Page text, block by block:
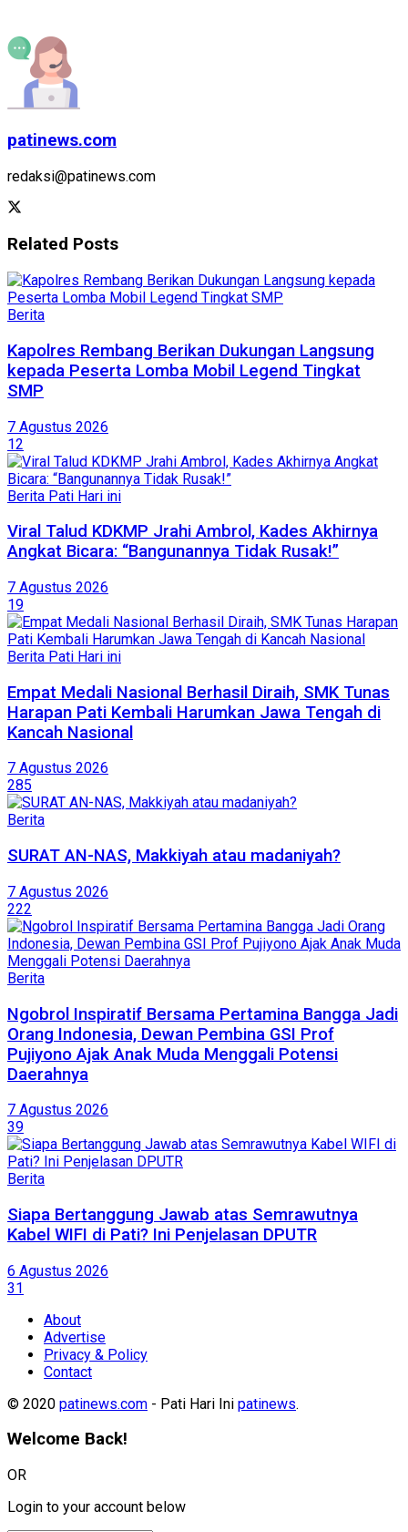
patinews.com
redaksi@patinews.com
Related Posts
Berita
Kapolres Rembang Berikan Dukungan Langsung
kepada Peserta Lomba Mobil Legend Tingkat
SMP
7 Agustus 2026
12
Berita Pati Hari ini
Viral Talud KDKMP Jrahi Ambrol, Kades Akhirnya
Angkat Bicara: “Bangunannya Tidak Rusak!”
7 Agustus 2026
19
Berita Pati Hari ini
Empat Medali Nasional Berhasil Diraih, SMK Tunas
Harapan Pati Kembali Harumkan Jawa Tengah di
Kancah Nasional
7 Agustus 2026
285
Berita
SURAT AN-NAS, Makkiyah atau madaniyah?
7 Agustus 2026
222
Berita
Ngobrol Inspiratif Bersama Pertamina Bangga Jadi
Orang Indonesia, Dewan Pembina GSI Prof
Pujiyono Ajak Anak Muda Menggali Potensi
Daerahnya
7 Agustus 2026
39
Berita
Siapa Bertanggung Jawab atas Semrawutnya
Kabel WIFI di Pati? Ini Penjelasan DPUTR
6 Agustus 2026
31
About
Advertise
Privacy & Policy
Contact
© 2020 patinews.com - Pati Hari Ini patinews.
Welcome Back!
OR
Login to your account below